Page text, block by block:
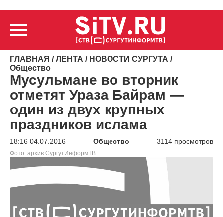
ГЛАВНАЯ /ЛЕНТА / НОВОСТИ СУРГУТА /
Общество
Мусульмане во вторник
отметят Ураза Байрам —
один из двух крупных
праздников ислама
18:16 04.07.2016 Общество 3114 просмотров
Фото: архив СургутИнформТВ